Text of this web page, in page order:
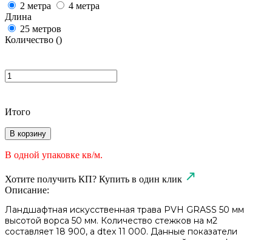
2 метра
4 метра
Длина
25 метров
Количество ()
Итого
В корзину
В одной упаковке кв/м.
Хотите получить КП? Купить в один клик
Описание:
Ландшафтная искусственная трава PVH GRASS 50 мм
высотой ворса 50 мм. Количество стежков на м2
составляет 18 900, а dtex 11 000. Данные показатели